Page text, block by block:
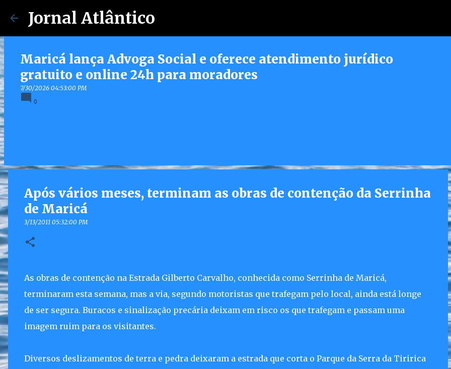
Jornal Atlântico
Maricá lança Advoga Social e oferece atendimento jurídico
gratuito e online 24h para moradores
7/30/2026 04:53:00 PM
0
Após vários meses, terminam as obras de contenção da Serrinha
de Maricá
3/13/2011 05:32:00 PM
As obras de contenção na Estrada Gilberto Carvalho, conhecida como Serrinha de Maricá,
terminaram esta semana, mas a via, segundo motoristas que trafegam pelo local, ainda está longe
de ser segura. Buracos e sinalização precária deixam em risco os que trafegam e passam uma
imagem ruim para os visitantes.
Diversos deslizamentos de terra e pedra deixaram a estrada que corta o Parque da Serra da Tiririca